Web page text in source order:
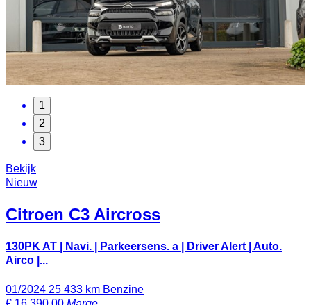
1
2
3
Bekijk
Nieuw
Citroen C3 Aircross
130PK AT | Navi. | Parkeersens. a | Driver Alert | Auto.
Airco |...
01/2024 25 433 km Benzine